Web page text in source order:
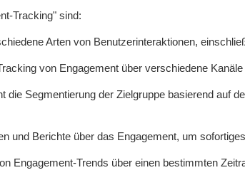
Tracking" sind:
Arten von Benutzerinteraktionen,
von Engagement über verschiedene
die Segmentierung der Zielgruppe basierend auf
und Berichte über das Engagement, um
Engagement-Trends über einen bestimmten